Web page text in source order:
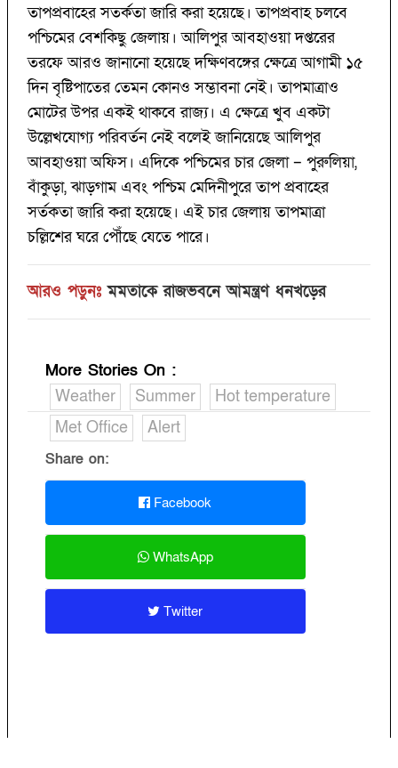
তাপপ্রবাহের সতর্কতা জারি করা হয়েছে। তাপপ্রবাহ চলবে
পশ্চিমের বেশকিছু জেলায়। আলিপুর আবহাওয়া দপ্তরের
তরফে আরও জানানো হয়েছে দক্ষিণবঙ্গের ক্ষেত্রে আগামী ১৫
দিন বৃষ্টিপাতের তেমন কোনও সম্ভাবনা নেই। তাপমাত্রাও
মোটের উপর একই থাকবে রাজ্য। এ ক্ষেত্রে খুব একটা
উল্লেখযোগ্য পরিবর্তন নেই বলেই জানিয়েছে আলিপুর
আবহাওয়া অফিস। এদিকে পশ্চিমের চার জেলা – পুরুলিয়া,
বাঁকুড়া, ঝাড়গাম এবং পশ্চিম মেদিনীপুরে তাপ প্রবাহের
সর্তকতা জারি করা হয়েছে। এই চার জেলায় তাপমাত্রা
চল্লিশের ঘরে পৌঁছে যেতে পারে।
আরও পড়ুনঃ মমতাকে রাজভবনে আমন্ত্রণ ধনখড়ের
More Stories On :
Weather
Summer
Hot temperature
Met Office
Alert
Share on:
Facebook
WhatsApp
Twitter